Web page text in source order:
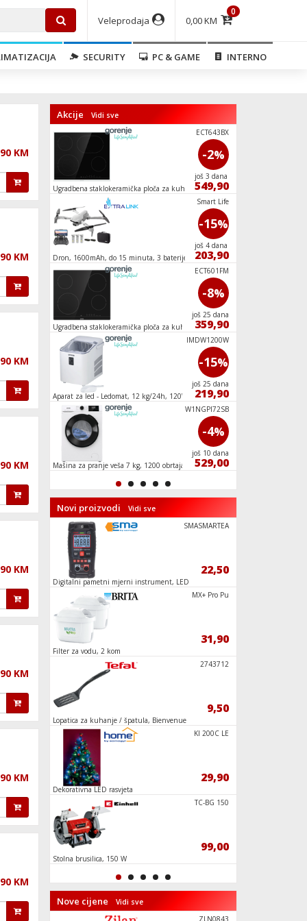
0,00 KM
0
Veleprodaja
SECURITY PC & GAME
INTERNO
KM
KM
KM
KM
KM
KM
KM
KM
Akcije Vidi sve
-9%
još 10 dana
909,10
ZLN4819
367,90
-20
još 0 dana
A
-7%
još 24 dana
929,90
V15 G4 AMN
999,05
Ugradbena staklokeramička ploča za kuhanje,
ECT643BX
-2%
još 3 dana
549,90
Dron, 1600mAh, do 15 minuta, 3 baterije
Smart Life
-15%
još 4 dana
203,90
Ugradbena staklokeramička ploča za kuhanje,
6500W
ECT601FM
-8%
još 25 dana
359,90
Aparat za led - Ledomat, 12 kg/24h, 120W
IMDW1200W
-15%
još 25 dana
219,90
Mašina za pranje veša 7 kg, 1200 obrtaja,
W1NGPI72SB
-4%
još 10 dana
529,00
Novi proizvodi Vidi sve
149,90
TT-6900
9,90
299,90
ZLN0850
Digitalni pametni mjerni instrument, LED
SMASMARTEA
22,50
Filter za vodu, 2 kom
MX+ Pro Pu
31,90
Lopatica za kuhanje / špatula, Bienvenue
2743712
9,50
Dekorativna LED rasvjeta
KI 200C LE
29,90
Stolna brusilica, 150 W
TC-BG 150
99,00
Nove cijene Vidi sve
G2550472 ZLN0843